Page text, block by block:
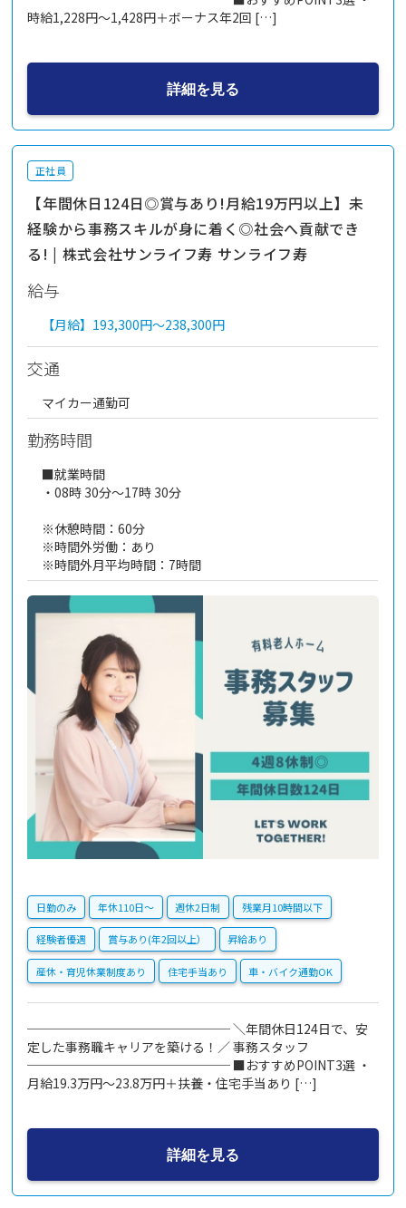
時給1,228円～1,428円＋ボーナス年2回 […]
詳細を見る
正社員
【年間休日124日◎賞与あり!月給19万円以上】未
経験から事務スキルが身に着く◎社会へ貢献でき
る! | 株式会社サンライフ寿 サンライフ寿
給与
【月給】 193,300円～238,300円
交通
マイカー通勤可
勤務時間
■就業時間
・08時 30分～17時 30分
※休憩時間：60分
※時間外労働：あり
※時間外月平均時間：7時間
日勤のみ 年休110日〜 週休2日制 残業月10時間以下
経験者優遇 賞与あり(年2回以上） 昇給あり
産休・育児休業制度あり 住宅手当あり 車・バイク通勤OK
──────────────── ＼年間休日124日で、安
定した事務職キャリアを築ける！／ 事務スタッフ
──────────────── ■おすすめPOINT3選 ・
月給19.3万円～23.8万円＋扶養・住宅手当あり […]
詳細を見る